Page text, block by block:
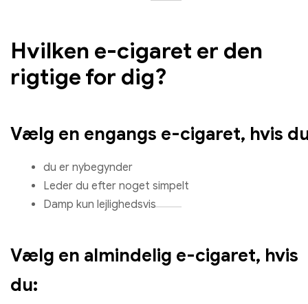
Hvilken e-cigaret er den
rigtige for dig?
Vælg en engangs e-cigaret, hvis
du er nybegynder
Leder du efter noget simpelt
Damp kun lejlighedsvis
Vælg en almindelig e-cigaret, hvis
du: